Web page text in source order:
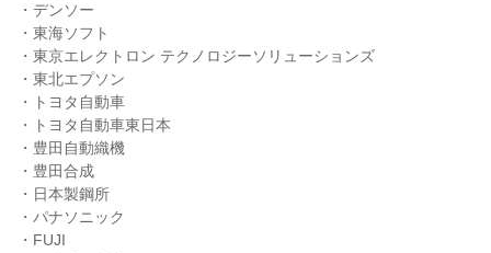
・デンソー
・東海ソフト
・東京エレクトロン テクノロジーソリューションズ
・東北エプソン
・トヨタ自動車
・トヨタ自動車東日本
・豊田自動織機
・豊田合成
・日本製鋼所
・パナソニック
・FUJI